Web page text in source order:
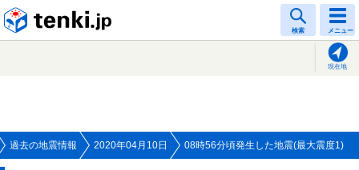
検索 メニュー
現在地
過去の地震情報 2020年04月10日 08時56分頃発生した地震(最大震度1)